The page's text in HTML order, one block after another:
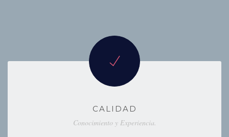
CALIDAD
Conocimiento y Experiencia.